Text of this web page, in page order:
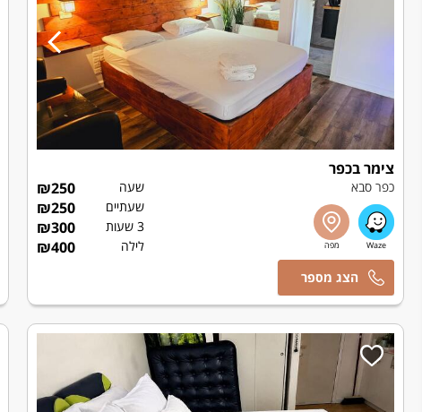
צימר בכפר
כפר סבא שעה ₪250
שעתיים ₪250
3 שעות ₪300
לילה ₪400
אמיר